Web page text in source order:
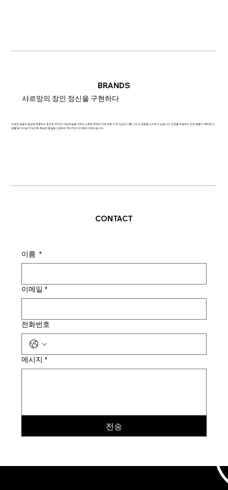
BRANDS
샤르망의 장인 정신을 구현하다
안경은 얼굴의 중심에 착용하는 중요한 것이자, 개성에 빛을 더하는 소중한 존재이기에, 한층 더 큰 안심과 기쁨, 그리고 감동을 선사하고 싶습니다. 안경을 착용하는 모든 분들이 '쾌적한 시
생활'을 누리실 수 있도록, 확실한 품질을 고집하는 혁신적인 아이웨어 브랜드입니다.
CONTACT
이름 *
이메일 *
전화번호
메시지 *
전송